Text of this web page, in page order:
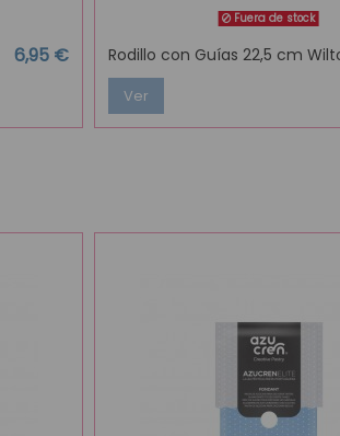
6,95 €
Fuera de stock
Rodillo con Guías 22,5 cm
Ver